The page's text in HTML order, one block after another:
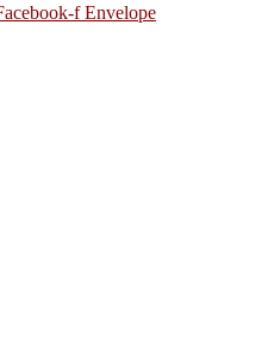
f Envelope